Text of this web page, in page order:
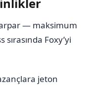
— maksimum
Foxy’yi
jeton